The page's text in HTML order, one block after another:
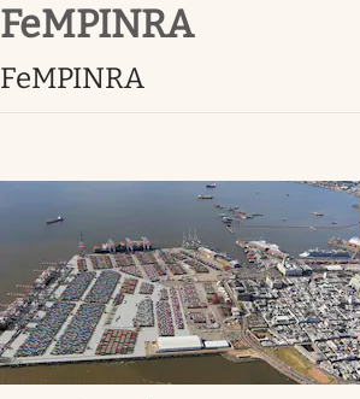
Infotechnology
El Cronista Studio
Mediakit
abre en nueva pestaña
FeMPINRA
FeMPINRA